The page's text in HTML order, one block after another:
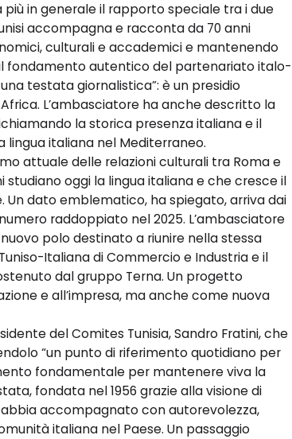
in generale il rapporto speciale tra i due
accompagna e racconta da 70 anni
culturali e accademici e mantenendo
fondamento autentico del partenariato italo-
testata giornalistica”: è un presidio
L’ambasciatore ha anche descritto la
la storica presenza italiana e il
lingua italiana nel Mediterraneo.
attuale delle relazioni culturali tra Roma e
studiano oggi la lingua italiana e che cresce il
Un dato emblematico, ha spiegato, arriva dai
raddoppiato nel 2025. L’ambasciatore
polo destinato a riunire nella stessa
Italiana di Commercio e Industria e il
dal gruppo Terna. Un progetto
e all’impresa, ma anche come nuova
del Comites Tunisia, Sandro Fratini, che
“un punto di riferimento quotidiano per
fondamentale per mantenere viva la
fondata nel 1956 grazie alla visione di
accompagnato con autorevolezza,
italiana nel Paese. Un passaggio